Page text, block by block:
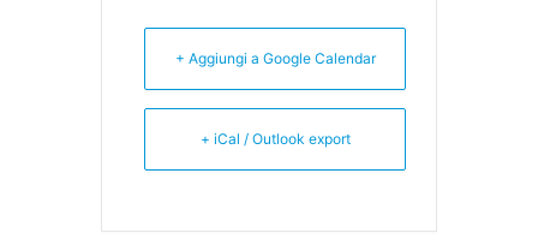
+ Aggiungi a Google Calendar
+ iCal / Outlook export